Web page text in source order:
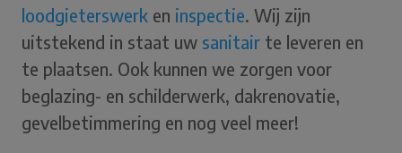
loodgieterswerk en inspectie. Wij zijn
uitstekend in staat uw sanitair te leveren en
te plaatsen. Ook kunnen we zorgen voor
beglazing- en schilderwerk, dakrenovatie,
gevelbetimmering en nog veel meer!